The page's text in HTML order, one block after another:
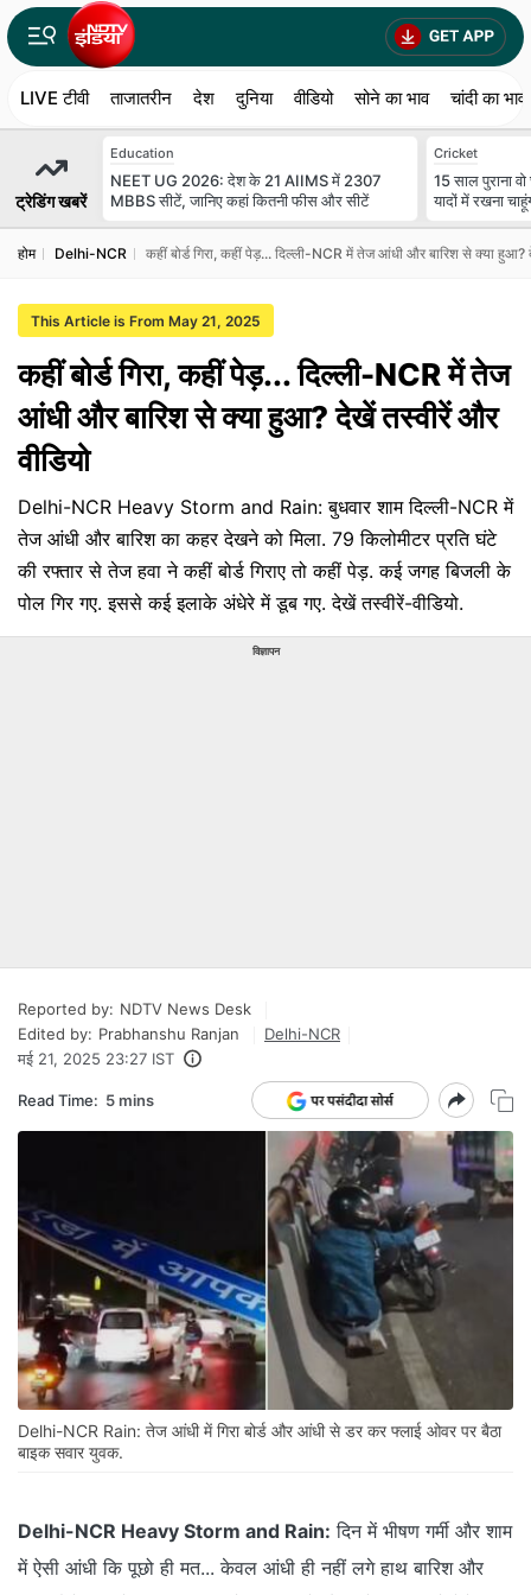
LIVE टीवी ताजातरीन देश दुनिया वीडियो सोने का भाव चांदी का भाव
ट्रेडिंग खबरें
Education
NEET UG 2026: देश के 21 AIIMS में 2307
MBBS सीटें, जानिए कहां कितनी फीस और सीटें
Cricket
15 साल पुराना
यादों में रखना
होम Delhi-NCR कहीं बोर्ड गिरा, कहीं पेड़... दिल्ली-NCR में तेज आंधी और बारिश से क्या हुआ?
This Article is From May 21, 2025
कहीं बोर्ड गिरा, कहीं पेड़... दिल्ली-NCR में तेज
आंधी और बारिश से क्या हुआ? देखें तस्वीरें और
वीडियो
Delhi-NCR Heavy Storm and Rain: बुधवार शाम दिल्ली-NCR में
तेज आंधी और बारिश का कहर देखने को मिला. 79 किलोमीटर प्रति घंटे
की रफ्तार से तेज हवा ने कहीं बोर्ड गिराए तो कहीं पेड़. कई जगह बिजली के
पोल गिर गए. इससे कई इलाके अंधेरे में डूब गए. देखें तस्वीरें-वीडियो.
विज्ञापन
Reported by: NDTV News Desk
Edited by: Prabhanshu Ranjan
Delhi-NCR
मई 21, 2025 23:27 IST
Read Time: 5 mins
Delhi-NCR Rain: तेज आंधी में गिरा बोर्ड और आंधी से डर कर फ्लाई ओवर पर बैठा
बाइक सवार युवक.
Delhi-NCR Heavy Storm and Rain: दिन में भीषण गर्मी और शाम
में ऐसी आंधी कि पूछो ही मत... केवल आंधी ही नहीं लगे हाथ बारिश और